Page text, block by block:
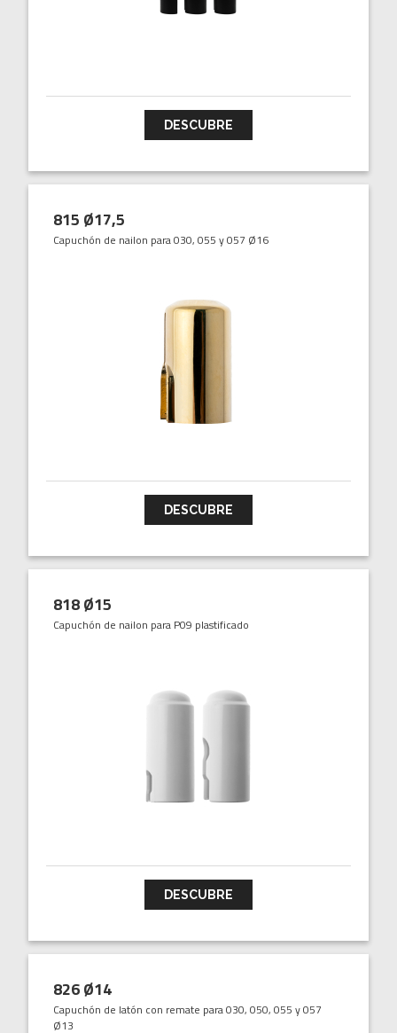
DESCUBRE
815 Ø17,5
Capuchón de nailon para 030, 055 y 057 Ø16
DESCUBRE
818 Ø15
Capuchón de nailon para P09 plastificado
DESCUBRE
826 Ø14
Capuchón de latón con remate para 030, 050, 055 y 057
Ø13